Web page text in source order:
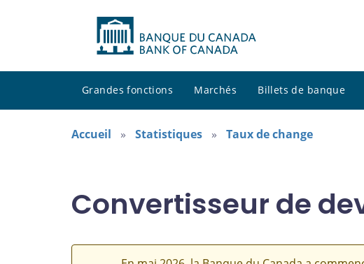
Grandes fonctions Marchés Billets de banque
Accueil Statistiques Taux de change
Convertisseur de